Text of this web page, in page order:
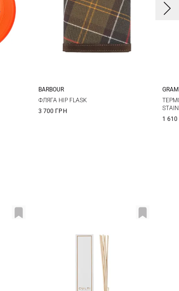
One Size
BARBOUR
ФЛЯГА HIP FLASK
3 700 ГРН
1